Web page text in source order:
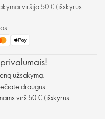
viršija 50 € (išskyrus
užsakymą.
draugus.
virš 50 € (išskyrus